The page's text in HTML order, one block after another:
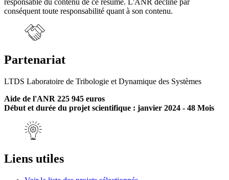
responsable du contenu de ce résumé. L'ANR décline par
conséquent toute responsabilité quant à son contenu.
Partenariat
LTDS Laboratoire de Tribologie et Dynamique des Systèmes
Aide de l'ANR 225 945 euros
Début et durée du projet scientifique : janvier 2024 - 48 Mois
Liens utiles